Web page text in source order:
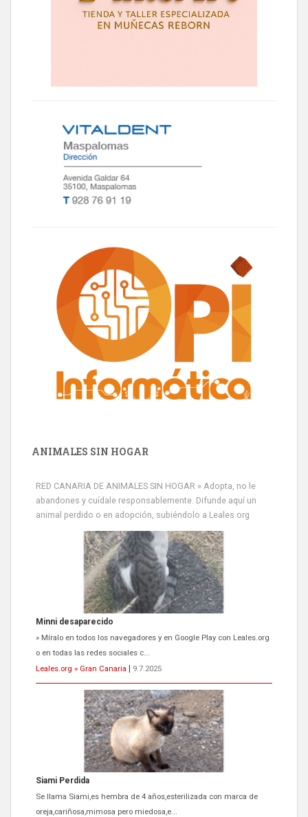
ANIMALES SIN HOGAR
RED CANARIA DE ANIMALES SIN HOGAR » Adopta, no le
abandones y cuídale responsablemente. Difunde aquí un
animal perdido o en adopción, subiéndolo a Leales.org
Minni desaparecido
» Míralo en todos los navegadores y en Google Play con Leales.org
o en todas las redes sociales c...
Leales.org » Gran Canaria
9.7.2025
Siami Perdida
Se llama Siami,es hembra de 4 años,esterilizada con marca de
oreja,cariñosa,mimosa pero miedosa,e...